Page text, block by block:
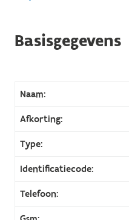
Basisgegevens
Naam:
Afkorting:
Type:
Identificatiecode:
Telefoon: